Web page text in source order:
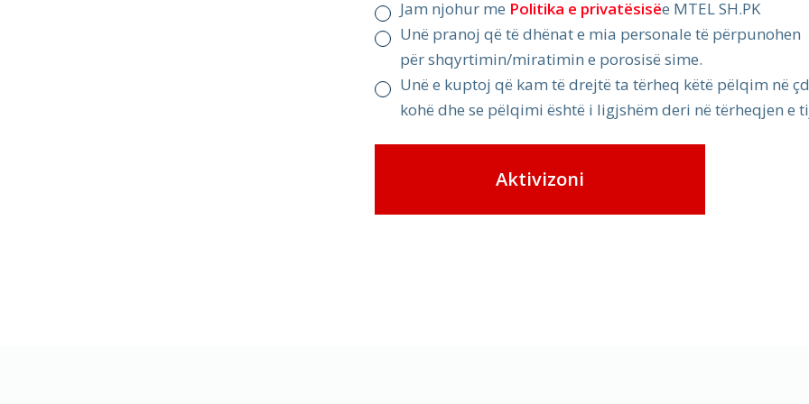
Jam njohur me Politika e privatësisëe MTEL SH.PK
Unë pranoj që të dhënat e mia personale të përpunohen
për shqyrtimin/miratimin e porosisë sime.
Unë e kuptoj që kam të drejtë ta tërheq këtë pëlqim në
kohë dhe se pëlqimi është i ligjshëm deri në tërheqjen e
Aktivizoni